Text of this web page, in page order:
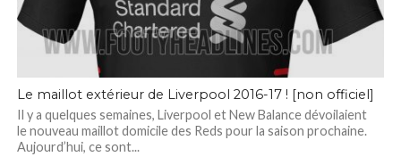
Le maillot extérieur de Liverpool 2016-17 ! [non officiel]
Il y a quelques semaines, Liverpool et New Balance dévoilaient
le nouveau maillot domicile des Reds pour la saison prochaine.
Aujourd’hui, ce sont...